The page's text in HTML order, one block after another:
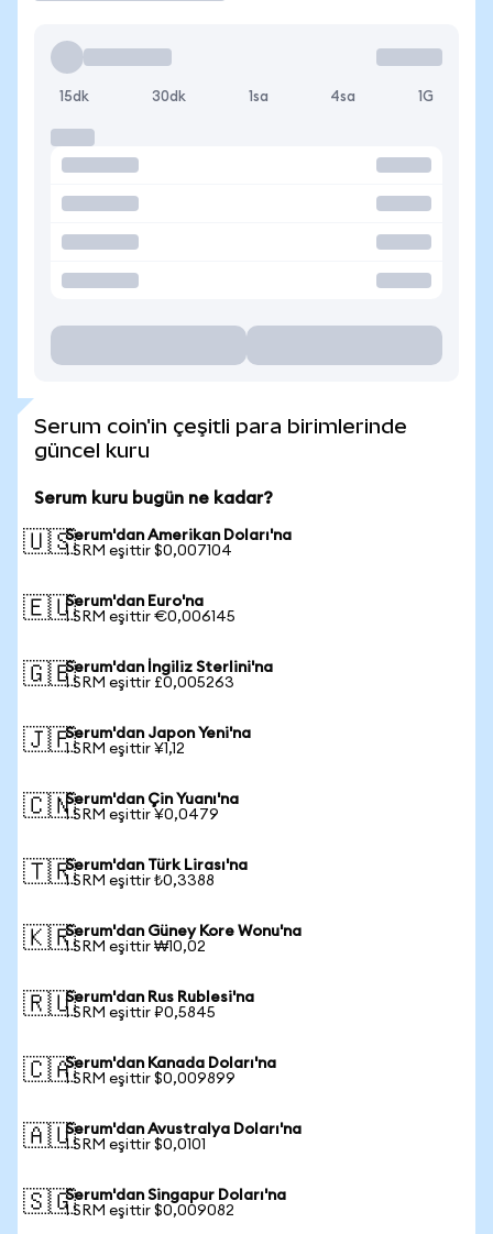
15dk 30dk 1sa 4sa 1G
Serum coin'in çeşitli para birimlerinde
güncel kuru
Serum kuru bugün ne kadar?
🇺🇸Serum'dan Amerikan Doları'na
1 SRM eşittir $0,007104
🇪🇺Serum'dan Euro'na
1 SRM eşittir €0,006145
🇬🇧Serum'dan İngiliz Sterlini'na
1 SRM eşittir £0,005263
🇯🇵Serum'dan Japon Yeni'na
1 SRM eşittir ¥1,12
🇨🇳Serum'dan Çin Yuanı'na
1 SRM eşittir ¥0,0479
🇹🇷Serum'dan Türk Lirası'na
1 SRM eşittir ₺0,3388
🇰🇷Serum'dan Güney Kore Wonu'na
1 SRM eşittir ₩10,02
🇷🇺Serum'dan Rus Rublesi'na
1 SRM eşittir ₽0,5845
🇨🇦Serum'dan Kanada Doları'na
1 SRM eşittir $0,009899
🇦🇺Serum'dan Avustralya Doları'na
1 SRM eşittir $0,0101
🇸🇬Serum'dan Singapur Doları'na
1 SRM eşittir $0,009082